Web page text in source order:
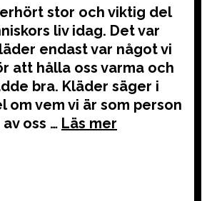
stor och viktig del
liv idag. Det var
endast var något vi
att hålla oss varma och
bra. Kläder säger i
om vem vi är som person
oss …